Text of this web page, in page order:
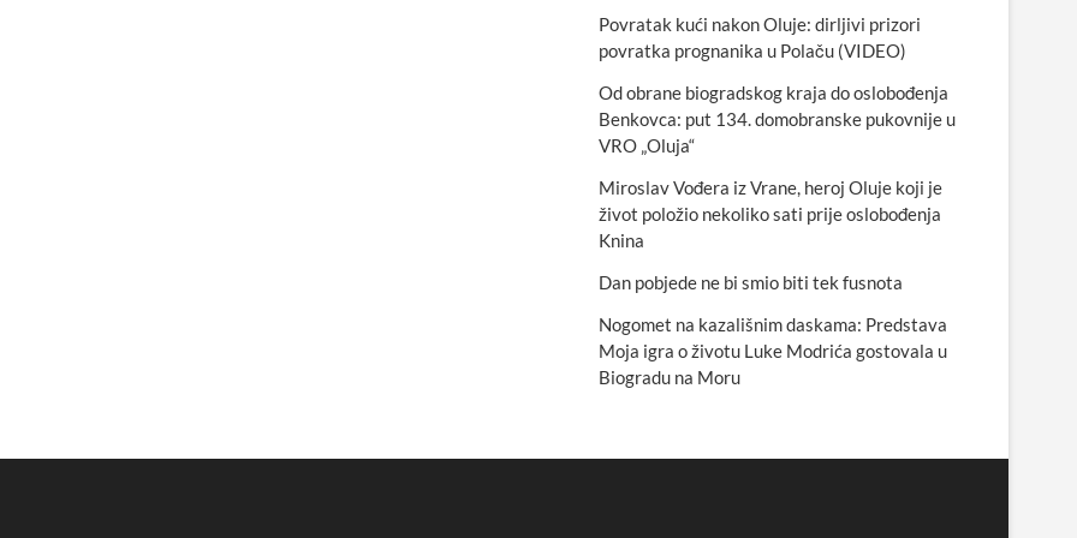
Povratak kući nakon Oluje: dirljivi prizori
povratka prognanika u Polaču (VIDEO)
Od obrane biogradskog kraja do oslobođenja
Benkovca: put 134. domobranske pukovnije u
VRO „Oluja“
Miroslav Vođera iz Vrane, heroj Oluje koji je
život položio nekoliko sati prije oslobođenja
Knina
Dan pobjede ne bi smio biti tek fusnota
Nogomet na kazališnim daskama: Predstava
Moja igra o životu Luke Modrića gostovala u
Biogradu na Moru